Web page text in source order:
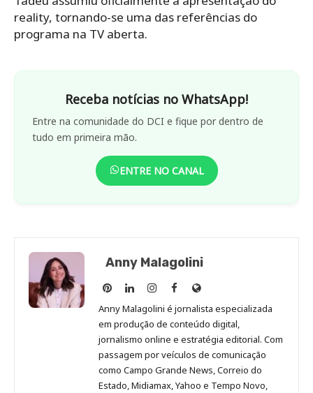
reality, tornando-se uma das referências do
programa na TV aberta.
Receba notícias no WhatsApp!
Entre na comunidade do DCI e fique por dentro de
tudo em primeira mão.
ENTRE NO CANAL
Anny Malagolini
Anny
Malagolini
no
Pinterest
Anny
Malagolini
no
LinkedIn
Anny
Malagolini
no
Instagram
Anny
Malagolini
no
Facebook
Site
de
Anny
Malagolini
Anny Malagolini é jornalista especializada
em produção de conteúdo digital,
jornalismo online e estratégia editorial. Com
passagem por veículos de comunicação
como Campo Grande News, Correio do
Estado, Midiamax, Yahoo e Tempo Novo,